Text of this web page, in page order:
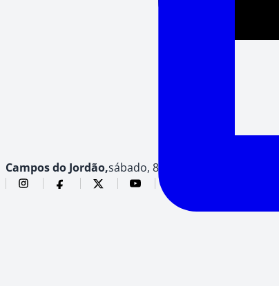
Campos do Jordão,sábado, 8 de agosto de 2026